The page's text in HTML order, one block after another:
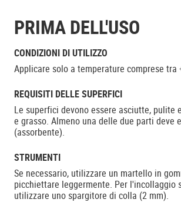
PRIMA DELL'USO
CONDIZIONI DI UTILIZZO
Applicare solo a temperature comprese tra
REQUISITI DELLE SUPERFICI
Le superfici devono essere asciutte, pulite
e grasso. Almeno una delle due parti deve
(assorbente).
STRUMENTI
Se necessario, utilizzare un martello in
picchiettare leggermente. Per l'incollaggio
utilizzare uno spargitore di colla (2 mm).